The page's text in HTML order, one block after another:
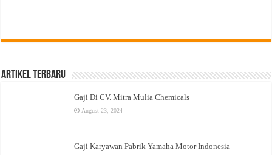
Artikel Terbaru
Gaji Di CV. Mitra Mulia Chemicals
August 23, 2024
Gaji Karyawan Pabrik Yamaha Motor Indonesia